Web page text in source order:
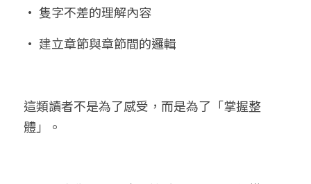
• 隻字不差的理解內容
• 建立章節與章節間的邏輯
這類讀者不是為了感受，而是為了「掌握整
體」。